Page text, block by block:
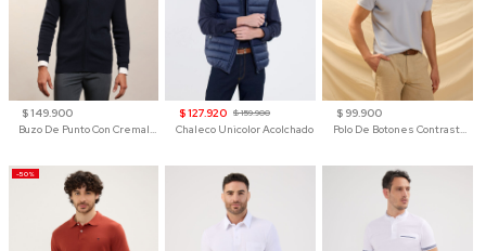
$ 149.900
Buzo De Punto Con Cremallera Para Hombre
$ 127.920 $ 159.900
Chaleco Unicolor Acolchado
$ 99.900
Polo De Botones Contraste Para Hombre
-50%